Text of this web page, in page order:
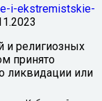
i-ekstremistskie-
и религиозных
принято
ликвидации или